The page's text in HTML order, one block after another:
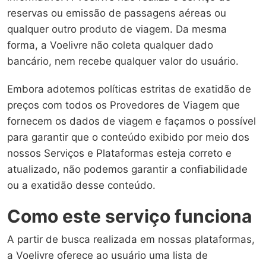
reservas ou emissão de passagens aéreas ou
qualquer outro produto de viagem. Da mesma
forma, a Voelivre não coleta qualquer dado
bancário, nem recebe qualquer valor do usuário.
Embora adotemos políticas estritas de exatidão de
preços com todos os Provedores de Viagem que
fornecem os dados de viagem e façamos o possível
para garantir que o conteúdo exibido por meio dos
nossos Serviços e Plataformas esteja correto e
atualizado, não podemos garantir a confiabilidade
ou a exatidão desse conteúdo.
Como este serviço funciona
A partir de busca realizada em nossas plataformas,
a Voelivre oferece ao usuário uma lista de